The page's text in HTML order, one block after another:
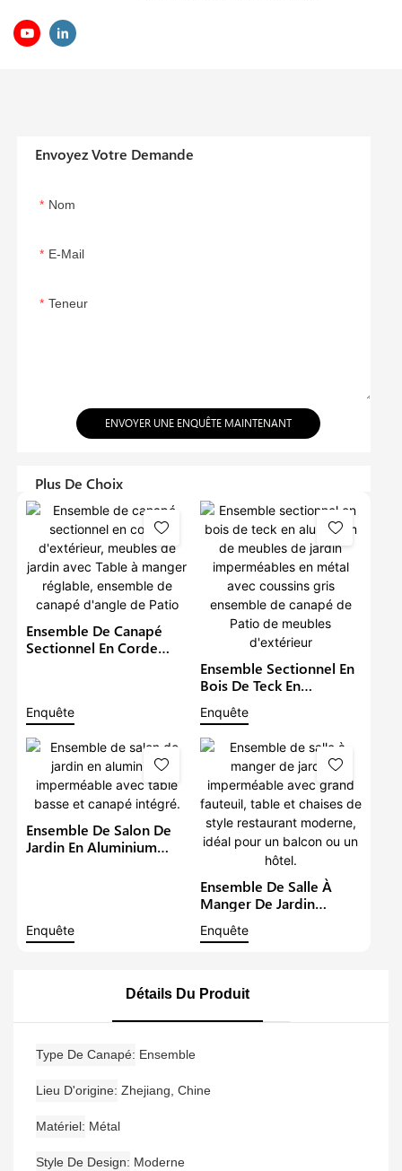
Envoyez Votre Demande
Nom
E-Mail
Teneur
ENVOYER UNE ENQUÊTE MAINTENANT
Plus De Choix
Ensemble De Canapé
Sectionnel En Corde
Ensemble De Canapé
D'angle De Patio
Enquête
Ensemble Sectionnel En
Bois De Teck En
Aluminium De Meubles
De Jardin Imperméables
En Métal Avec Coussins
Gris Ensemble De
Canapé De Patio De
Meubles D'extérieur
Enquête
Ensemble De Salon De
Jardin En Aluminium
Enquête
Ensemble De Salle À
Manger De Jardin
Grand Fauteuil, Table Et
Idéal Pour Un Balcon Ou
Un Hôtel.
Enquête
Détails Du Produit
Type De Canapé Ensemble
Lieu D'origine Zhejiang, Chine
Matériel Métal
Style De Design Moderne